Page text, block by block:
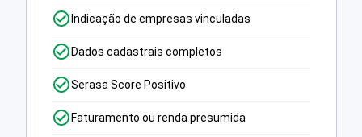
Indicação de empresas vinculadas
Dados cadastrais completos
Serasa Score Positivo
Faturamento ou renda presumida